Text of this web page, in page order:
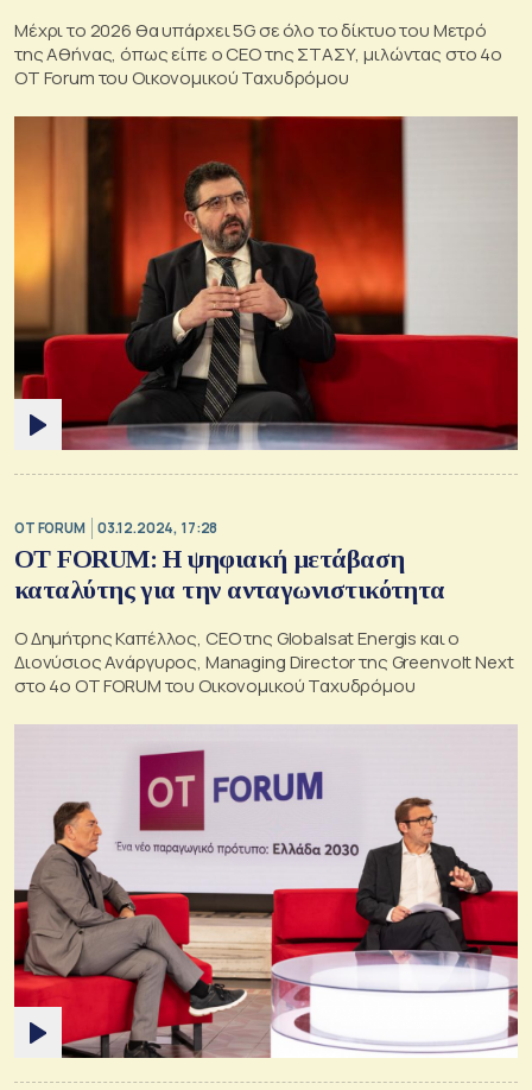
Μέχρι το 2026 θα υπάρχει 5G σε όλο το δίκτυο του Μετρό
της Αθήνας, όπως είπε ο CEO της ΣΤΑΣΥ, μιλώντας στο 4ο
ΟΤ Forum του Οικονομικού Ταχυδρόμου
OT FORUM 03.12.2024, 17:28
OT FORUM: Η ψηφιακή μετάβαση
καταλύτης για την ανταγωνιστικότητα
Ο Δημήτρης Καπέλλος, CEO της Globalsat Energis και ο
Διονύσιος Ανάργυρος, Managing Director της Greenvolt Next
στο 4ο ΟΤ FORUM του Οικονομικού Ταχυδρόμου